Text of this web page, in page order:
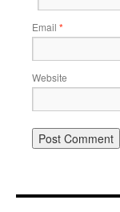
Email *
Website